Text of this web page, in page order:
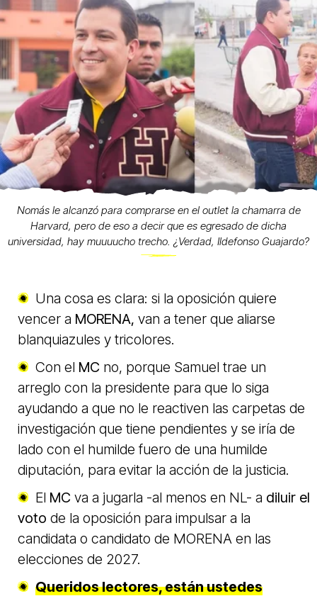
Nomás le alcanzó para comprarse en el outlet la chamarra de
Harvard, pero de eso a decir que es egresado de dicha
universidad, hay muuuucho trecho. ¿Verdad, Ildefonso Guajardo?
Una cosa es clara: si la oposición quiere
vencer a MORENA, van a tener que aliarse
blanquiazules y tricolores.
Con el MC no, porque Samuel trae un
arreglo con la presidente para que lo siga
ayudando a que no le reactiven las carpetas de
investigación que tiene pendientes y se iría de
lado con el humilde fuero de una humilde
diputación, para evitar la acción de la justicia.
El MC va a jugarla -al menos en NL- a diluir el
voto de la oposición para impulsar a la
candidata o candidato de MORENA en las
elecciones de 2027.
Queridos lectores, están ustedes